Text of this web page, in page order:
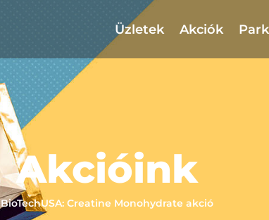
Üzletek Akciók
Akcióink
BioTechUSA: Creatine Monohydrate akció